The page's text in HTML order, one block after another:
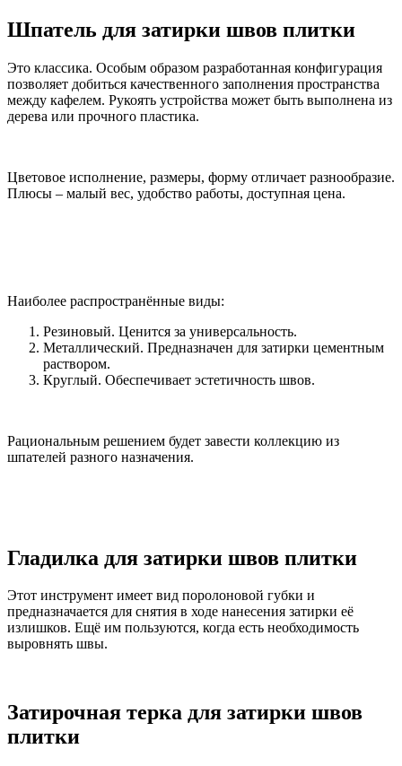
Шпатель для затирки швов плитки
Это классика. Особым образом разработанная конфигурация
позволяет добиться качественного заполнения пространства
между кафелем. Рукоять устройства может быть выполнена из
дерева или прочного пластика.
Цветовое исполнение, размеры, форму отличает разнообразие.
Плюсы – малый вес, удобство работы, доступная цена.
Наиболее распространённые виды:
Резиновый. Ценится за универсальность.
Металлический. Предназначен для затирки цементным
раствором.
Круглый. Обеспечивает эстетичность швов.
Рациональным решением будет завести коллекцию из
шпателей разного назначения.
Гладилка для затирки швов плитки
Этот инструмент имеет вид поролоновой губки и
предназначается для снятия в ходе нанесения затирки её
излишков. Ещё им пользуются, когда есть необходимость
выровнять швы.
Затирочная терка для затирки швов
плитки